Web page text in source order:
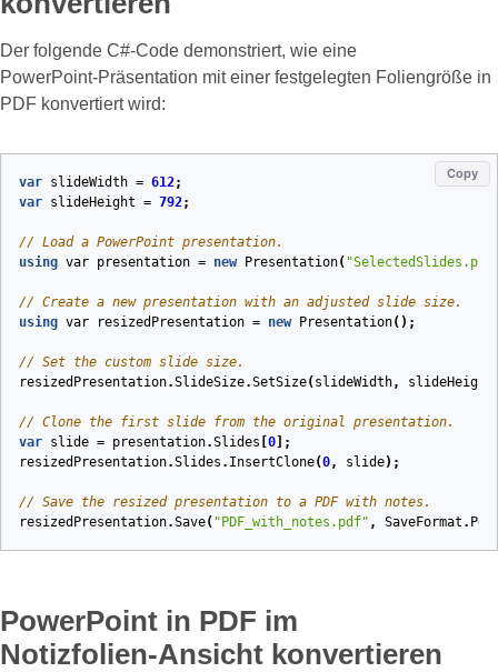
Der folgende C#‑Code demonstriert, wie eine
PowerPoint‑Präsentation mit einer festgelegten Foliengröße in
PDF konvertiert wird:
Copy
var slideWidth = 612;
var slideHeight = 792;
// Load a PowerPoint presentation.
using var presentation = new Presentation(
// Create a new presentation with an adjusted slide size.
using var resizedPresentation = new Presentation();
// Set the custom slide size.
resizedPresentation.SlideSize.SetSize( slideWidth, slideHeight
// Clone the first slide from the original presentation.
var slide = presentation.Slides 0 ];
resizedPresentation.Slides . InsertClone(0, slide);
// Save the resized presentation to a PDF with notes.
resizedPresentation.Save( "PDF_with_notes.pdf" , SaveFormat . Pdf
PowerPoint in PDF im
Notizfolien‑Ansicht konvertieren